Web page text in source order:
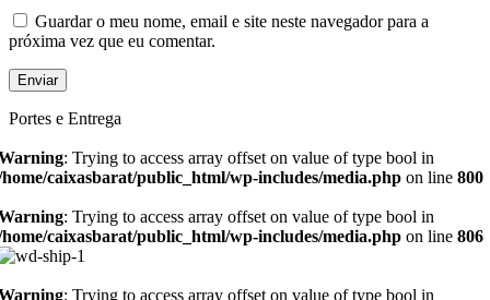
Guardar o meu nome, email e site neste navegador para a
próxima vez que eu comentar.
Portes e Entrega
: Trying to access array offset on value of type bool in
caixasbarat/public_html/wp-includes/media.php on line 800
: Trying to access array offset on value of type bool in
caixasbarat/public_html/wp-includes/media.php on line 806
: Trying to access array offset on value of type bool in